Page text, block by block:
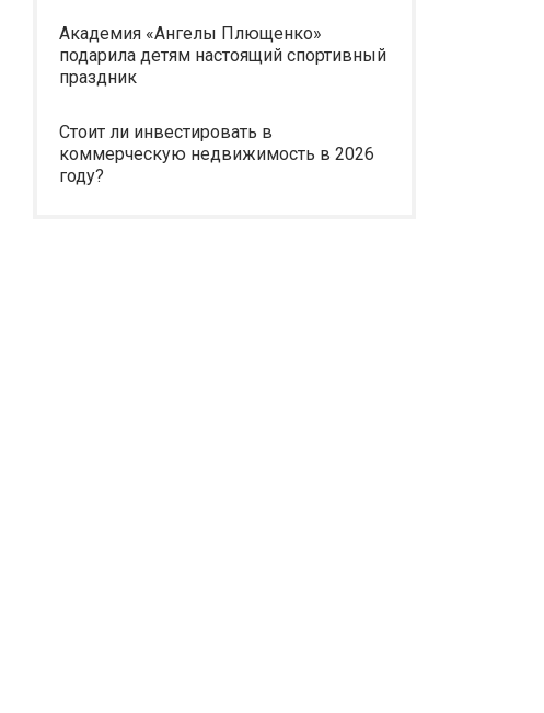
Академия «Ангелы Плющенко»
подарила детям настоящий спортивный
праздник
Стоит ли инвестировать в
коммерческую недвижимость в 2026
году?